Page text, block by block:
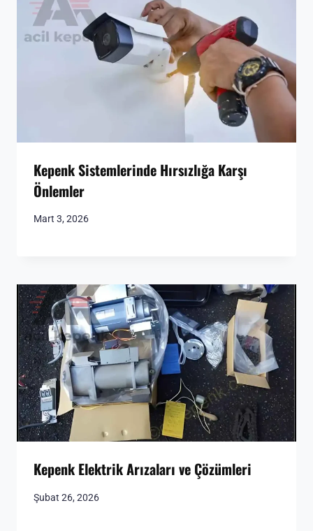
Kepenk Sistemlerinde Hırsızlığa Karşı
Önlemler
Mart 3, 2026
Kepenk Elektrik Arızaları ve Çözümleri
Şubat 26, 2026